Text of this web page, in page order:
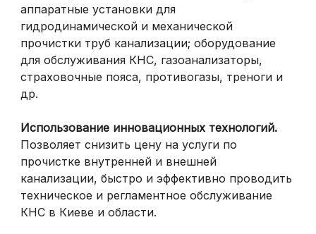
аппаратные установки для
гидродинамической и механической
прочистки труб канализации; оборудование
для обслуживания КНС, газоанализаторы,
страховочные пояса, противогазы, треноги и
др.
Использование инновационных технологий.
Позволяет снизить цену на услуги по
прочистке внутренней и внешней
канализации, быстро и эффективно проводить
техническое и регламентное обслуживание
КНС в Киеве и области.